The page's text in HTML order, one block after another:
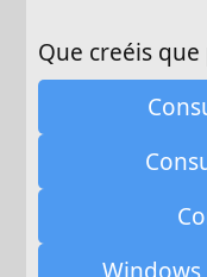
Que creéis
Windows